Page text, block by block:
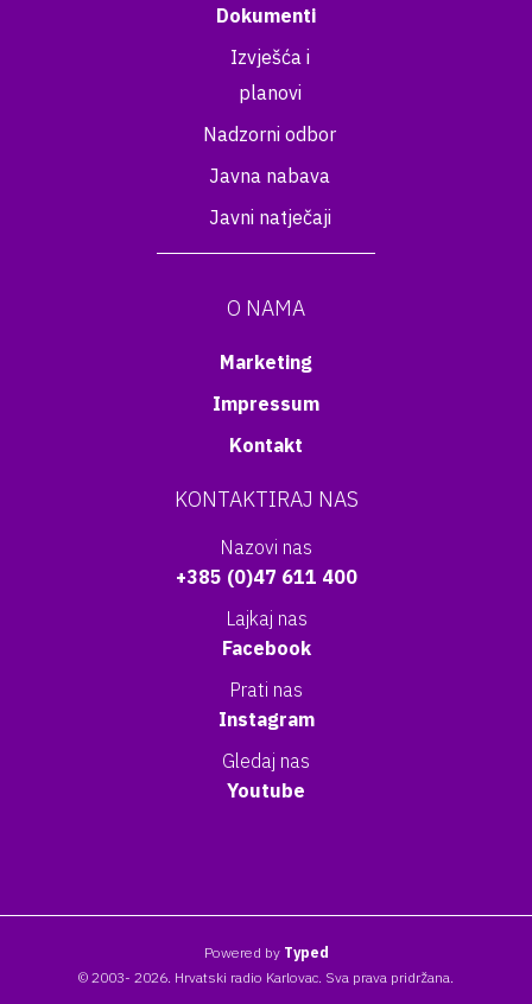
Dokumenti
Izvješća i
planovi
Nadzorni odbor
Javna nabava
Javni natječaji
O NAMA
Marketing
Impressum
Kontakt
KONTAKTIRAJ NAS
Nazovi nas
+385 (0)47 611 400
Lajkaj nas
Facebook
Prati nas
Instagram
Gledaj nas
Youtube
Powered by Typed
© 2003- 2026. Hrvatski radio Karlovac. Sva prava pridržana.